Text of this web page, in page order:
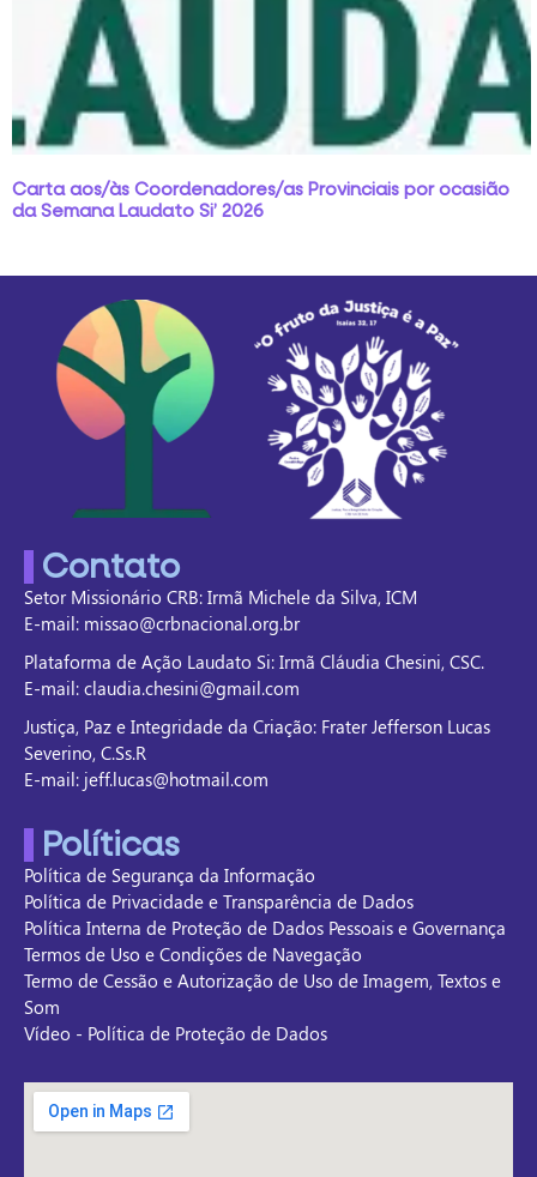
Carta aos/às Coordenadores/as Provinciais por ocasião
da Semana Laudato Si’ 2026
Contato
Setor Missionário CRB: Irmã Michele da Silva, ICM
E-mail: missao@crbnacional.org.br
Plataforma de Ação Laudato Si: Irmã Cláudia Chesini, CSC.
E-mail: claudia.chesini@gmail.com
Justiça, Paz e Integridade da Criação: Frater Jefferson Lucas
Severino, C.Ss.R
E-mail: jeff.lucas@hotmail.com
Políticas
Política de Segurança da Informação
Política de Privacidade e Transparência de Dados
Política Interna de Proteção de Dados Pessoais e Governança
Termos de Uso e Condições de Navegação
Termo de Cessão e Autorização de Uso de Imagem, Textos e
Som
Vídeo - Política de Proteção de Dados